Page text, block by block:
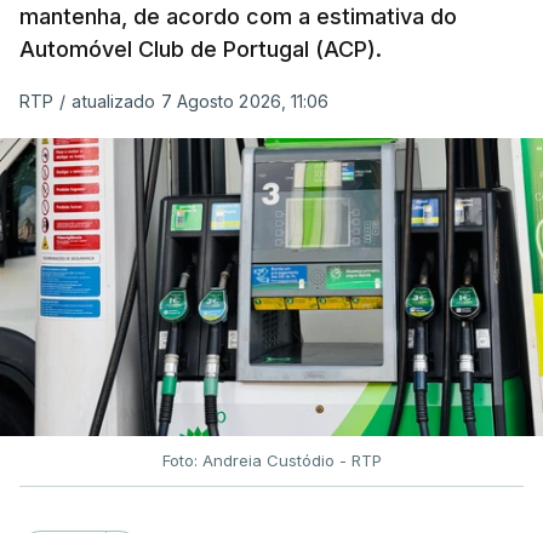
mantenha, de acordo com a estimativa do
Automóvel Club de Portugal (ACP).
RTP / atualizado 7 Agosto 2026, 11:06
Foto: Andreia Custódio - RTP